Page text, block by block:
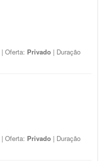
| Oferta: Privado | Duração
| Oferta: Privado | Duração